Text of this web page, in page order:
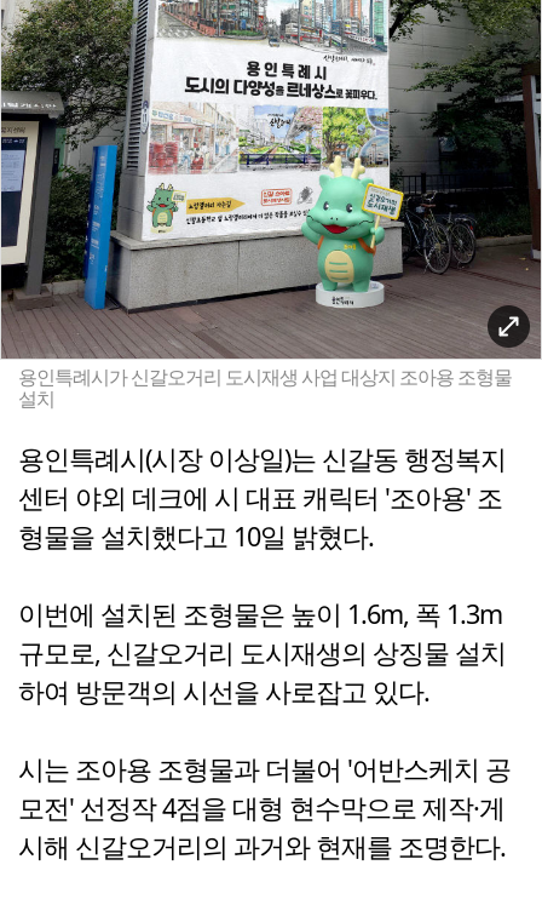
용인특례시가 신갈오거리 도시재생 사업 대상지 조아용 조형물
설치
용인특례시(시장 이상일)는 신갈동 행정복지
센터 야외 데크에 시 대표 캐릭터 '조아용' 조
형물을 설치했다고 10일 밝혔다.
이번에 설치된 조형물은 높이 1.6m, 폭 1.3m
규모로, 신갈오거리 도시재생의 상징물 설치
하여 방문객의 시선을 사로잡고 있다.
시는 조아용 조형물과 더불어 '어반스케치 공
모전' 선정작 4점을 대형 현수막으로 제작·게
시해 신갈오거리의 과거와 현재를 조명한다.